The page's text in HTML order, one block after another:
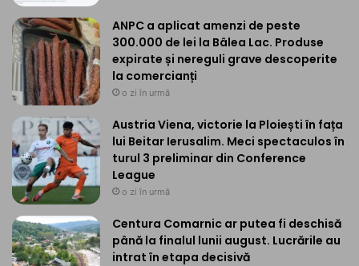
ANPC a aplicat amenzi de peste
300.000 de lei la Bâlea Lac. Produse
expirate și nereguli grave descoperite
la comercianți
o zi în urmă
Austria Viena, victorie la Ploiești în fața
lui Beitar Ierusalim. Meci spectaculos în
turul 3 preliminar din Conference
League
o zi în urmă
Centura Comarnic ar putea fi deschisă
până la finalul lunii august. Lucrările au
intrat în etapa decisivă